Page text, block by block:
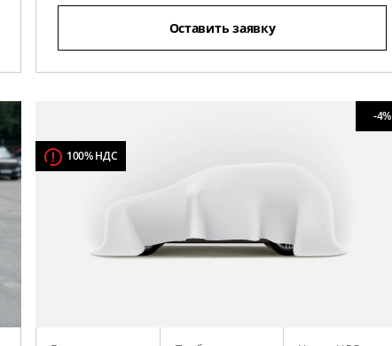
Оставить заявку
100% НДС
-4%